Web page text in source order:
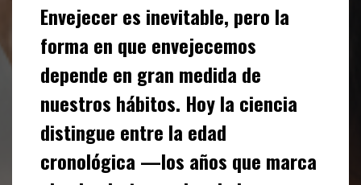
Envejecer es inevitable, pero la
forma en que envejecemos
depende en gran medida de
nuestros hábitos. Hoy la ciencia
distingue entre la edad
cronológica —los años que marca